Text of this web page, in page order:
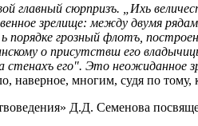
главный сюрпризъ. „Ихь
зрелище: между двумя
порядке грозный флотъ,
о присутствш его
стенахъ его". Это неожиданное
наверное, многим, судя по тому,
Д.Д. Семенова